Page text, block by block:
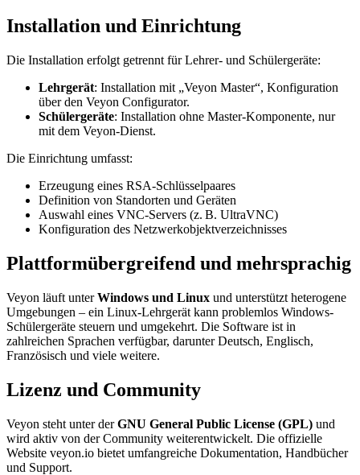
Installation und Einrichtung
Die Installation erfolgt getrennt für Lehrer- und Schülergeräte:
Lehrgerät: Installation mit „Veyon Master“, Konfiguration
über den Veyon Configurator.
Schülergeräte: Installation ohne Master-Komponente, nur
mit dem Veyon-Dienst.
Die Einrichtung umfasst:
Erzeugung eines RSA-Schlüsselpaares
Definition von Standorten und Geräten
Auswahl eines VNC-Servers (z. B. UltraVNC)
Konfiguration des Netzwerkobjektverzeichnisses
Plattformübergreifend und mehrsprachig
Veyon läuft unterWindows und Linux und unterstützt heterogene
Umgebungen – ein Linux-Lehrgerät kann problemlos Windows-
Schülergeräte steuern und umgekehrt. Die Software ist in
zahlreichen Sprachen verfügbar, darunter Deutsch, Englisch,
Französisch und viele weitere.
Lizenz und Community
Veyon steht unter derGNU General Public License (GPL) und
wird aktiv von der Community weiterentwickelt. Die offizielle
Website veyon.io bietet umfangreiche Dokumentation, Handbücher
und Support.